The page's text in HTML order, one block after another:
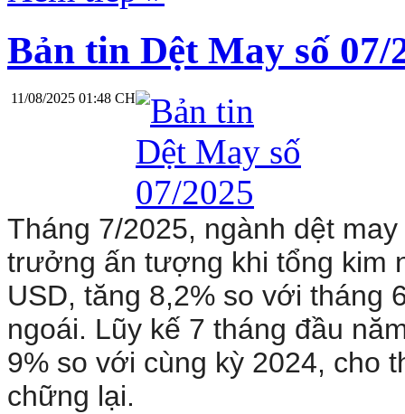
Bản tin Dệt May số 07/
11/08/2025 01:48 CH
Tháng 7/2025, ngành dệt
trưởng ấn tượng khi tổng kim
USD, tăng 8,2% so với tháng
ngoái. Lũy kế 7 tháng đầu
9% so với cùng kỳ 2024, cho
chững lại.